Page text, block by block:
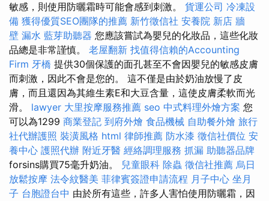
敏感，則使用防曬霜時可能會感到刺激。 貨運公司 冷凍設
備 獲得優質SEO團隊的推薦 新竹徵信社 安養院 新店 牆
壁 漏水 藍芽助聽器 您應該嘗試為嬰兒的化妝品，這些化妝
品總是非常謹慎。 老屋翻新 找值得信賴的Accounting
Firm 牙橋 提供30個保護的面孔甚至不會因嬰兒的敏感皮膚
而刺激，因此不會是您的。 這不僅是由於奶油放慢了皮
膚，而且還因為其維生素E和大豆含量，這使皮膚柔軟而光
滑。 lawyer 大里按摩服務推薦 seo 中式料理外燴方案 您
可以為1299 商業登記 到府外燴 食品機械 自助餐外燴 旅行
社代辦護照 裝潢風格 html 律師推薦 防水漆 徵信社價位 安
養中心 護照代辦 附近牙醫 經絡調理服務 抓漏 助聽器品牌
forsins購買75毫升奶油。 兒童眼科 除蟲 徵信社推薦 烏日
放鬆按摩 法令紋醫美 菲律賓簽證申請流程 月子中心 坐月
子 台胞證台中 由於所有這些，許多人害怕使用防曬霜，因